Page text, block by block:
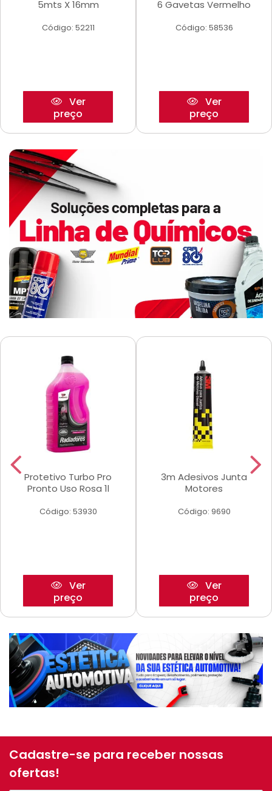
5mts X 16mm
Código: 52211
Ver
preço
6 Gavetas Vermelho
Código: 58536
Ver
preço
Protetivo Turbo Pro
Pronto Uso Rosa 1l
Código: 53930
Ver
preço
3m Adesivos Junta
Motores
Código: 9690
Ver
preço
Cadastre-se para receber nossas
ofertas!